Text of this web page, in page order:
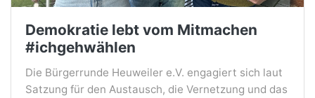
Demokratie lebt vom Mitmachen
#ichgehwählen
Die Bürgerrunde Heuweiler e.V. engagiert sich laut
Satzung für den Austausch, die Vernetzung und das